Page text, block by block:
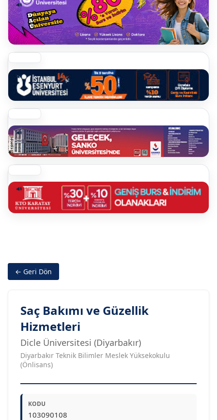
← Geri Dön
Saç Bakımı ve Güzellik
Hizmetleri
Dicle Üniversitesi (Diyarbakır)
Diyarbakır Teknik Bilimler Meslek Yüksekokulu
(Önlisans)
KODU
103090108